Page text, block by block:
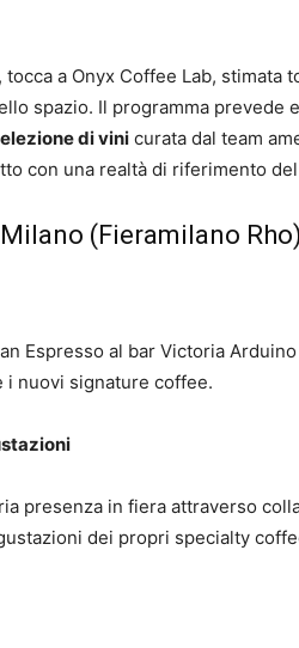
a Onyx Coffee Lab, stimata
spazio. Il programma prevede
di vini curata dal team
con una realtà di riferimento del
(Fieramilano
Espresso al bar Victoria
nuovi signature coffee.
presenza in fiera attraverso
dei propri specialty